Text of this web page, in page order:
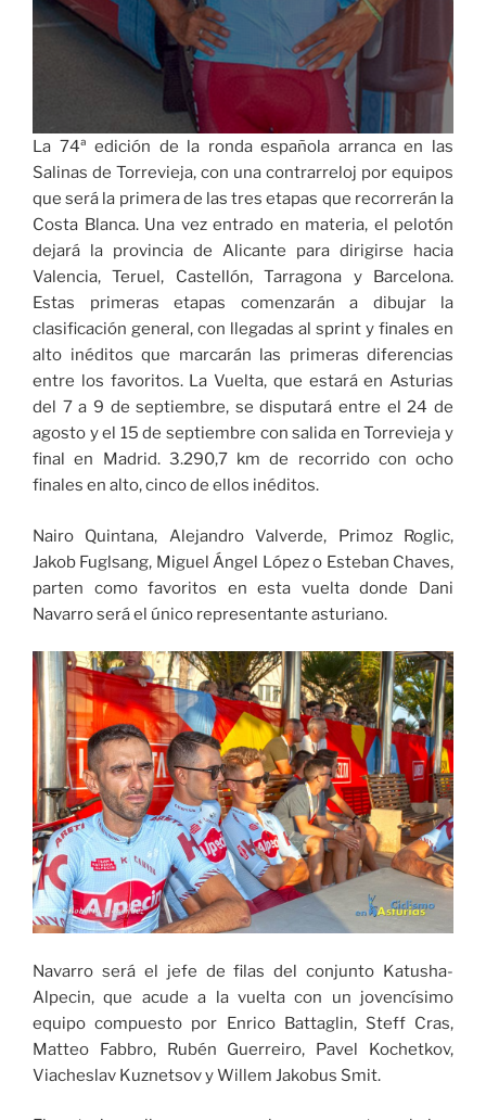
La 74ª edición de la ronda española arranca en las
Salinas de Torrevieja, con una contrarreloj por equipos
que será la primera de las tres etapas que recorrerán la
Costa Blanca. Una vez entrado en materia, el pelotón
dejará la provincia de Alicante para dirigirse hacia
Valencia, Teruel, Castellón, Tarragona y Barcelona.
Estas primeras etapas comenzarán a dibujar la
clasificación general, con llegadas al sprint y finales en
alto inéditos que marcarán las primeras diferencias
entre los favoritos. La Vuelta, que estará en Asturias
del 7 a 9 de septiembre, se disputará entre el 24 de
agosto y el 15 de septiembre con salida en Torrevieja y
final en Madrid. 3.290,7 km de recorrido con ocho
finales en alto, cinco de ellos inéditos.
Nairo Quintana, Alejandro Valverde, Primoz Roglic,
Jakob Fuglsang, Miguel Ángel López o Esteban Chaves,
parten como favoritos en esta vuelta donde Dani
Navarro será el único representante asturiano.
Navarro será el jefe de filas del conjunto Katusha-
Alpecin, que acude a la vuelta con un jovencísimo
equipo compuesto por Enrico Battaglin, Steff Cras,
Matteo Fabbro, Rubén Guerreiro, Pavel Kochetkov,
Viacheslav Kuznetsov y Willem Jakobus Smit.